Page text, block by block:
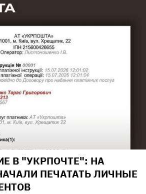
В "УКРПОЧТЕ": НА
ПЕЧАТАТЬ ЛИЧНЫЕ